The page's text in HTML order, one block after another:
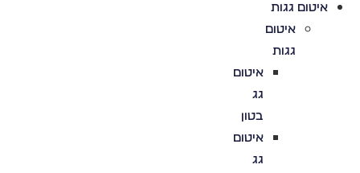
איטום גגות
איטום
גגות
איטום
גג
בטון
איטום
גג